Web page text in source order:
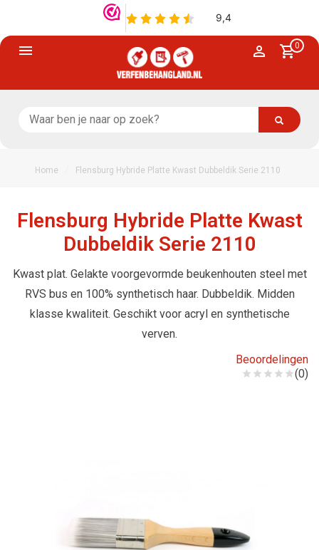
0
Home Flensburg Hybride Platte Kwast Dubbeldik Serie 2110
Flensburg Hybride Platte Kwast
Dubbeldik Serie 2110
Kwast plat. Gelakte voorgevormde beukenhouten steel met
RVS bus en 100% synthetisch haar. Dubbeldik. Midden
klasse kwaliteit. Geschikt voor acryl en synthetische
verven.
Beoordelingen
(0)